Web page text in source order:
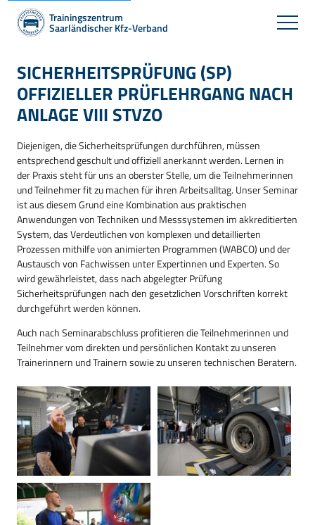
Trainingszentrum
Saarländischer Kfz-Verband
SICHERHEITSPRÜFUNG (SP)
OFFIZIELLER PRÜFLEHRGANG NACH
ANLAGE VIII STVZO
Diejenigen, die Sicherheitsprüfungen durchführen, müssen
entsprechend geschult und offiziell anerkannt werden. Lernen in
der Praxis steht für uns an oberster Stelle, um die Teilnehmerinnen
und Teilnehmer fit zu machen für ihren Arbeitsalltag. Unser Seminar
ist aus diesem Grund eine Kombination aus praktischen
Anwendungen von Techniken und Messsystemen im akkreditierten
System, das Verdeutlichen von komplexen und detaillierten
Prozessen mithilfe von animierten Programmen (WABCO) und der
Austausch von Fachwissen unter Expertinnen und Experten. So
wird gewährleistet, dass nach abgelegter Prüfung
Sicherheitsprüfungen nach den gesetzlichen Vorschriften korrekt
durchgeführt werden können.
Auch nach Seminarabschluss profitieren die Teilnehmerinnen und
Teilnehmer vom direkten und persönlichen Kontakt zu unseren
Trainerinnern und Trainern sowie zu unseren technischen Beratern.